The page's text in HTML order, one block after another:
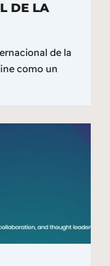
DE LA
de la
como un